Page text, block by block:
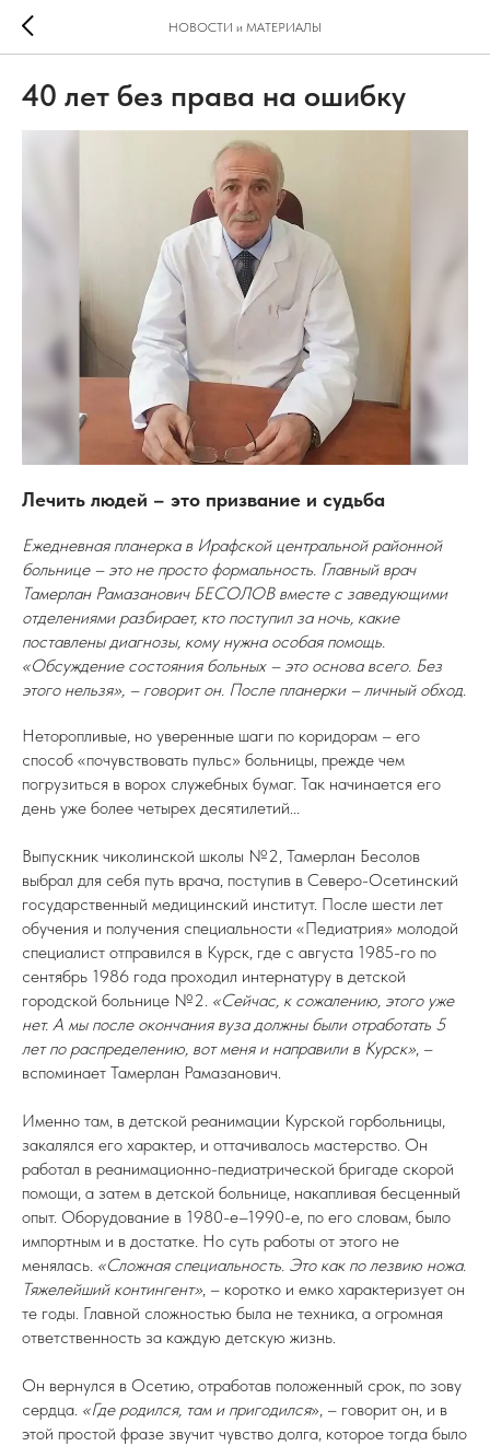
НОВОСТИ и МАТЕРИАЛЫ
40 лет без права на ошибку
Лечить людей – это призвание и судьба
Ежедневная планерка в Ирафской центральной районной
больнице – это не просто формальность. Главный врач
Тамерлан Рамазанович БЕСОЛОВ вместе с заведующими
отделениями разбирает, кто поступил за ночь, какие
поставлены диагнозы, кому нужна особая помощь.
«Обсуждение состояния больных – это основа всего. Без
этого нельзя», – говорит он. После планерки – личный обход.
Неторопливые, но уверенные шаги по коридорам – его
способ «почувствовать пульс» больницы, прежде чем
погрузиться в ворох служебных бумаг. Так начинается его
день уже более четырех десятилетий...
Выпускник чиколинской школы №2, Тамерлан Бесолов
выбрал для себя путь врача, поступив в Северо-Осетинский
государственный медицинский институт. После шести лет
обучения и получения специальности «Педиатрия» молодой
специалист отправился в Курск, где с августа 1985-го по
сентябрь 1986 года проходил интернатуру в детской
городской больнице №2. «Сейчас, к сожалению, этого уже
нет. А мы после окончания вуза должны были отработать 5
лет по распределению, вот меня и направили в Курск», –
вспоминает Тамерлан Рамазанович.
Именно там, в детской реанимации Курской горбольницы,
закалялся его характер, и оттачивалось мастерство. Он
работал в реанимационно-педиатрической бригаде скорой
помощи, а затем в детской больнице, накапливая бесценный
опыт. Оборудование в 1980-е–1990-е, по его словам, было
импортным и в достатке. Но суть работы от этого не
менялась. «Сложная специальность. Это как по лезвию ножа.
Тяжелейший контингент», – коротко и емко характеризует он
те годы. Главной сложностью была не техника, а огромная
ответственность за каждую детскую жизнь.
Он вернулся в Осетию, отработав положенный срок, по зову
сердца. «Где родился, там и пригодился», – говорит он, и в
этой простой фразе звучит чувство долга, которое тогда было